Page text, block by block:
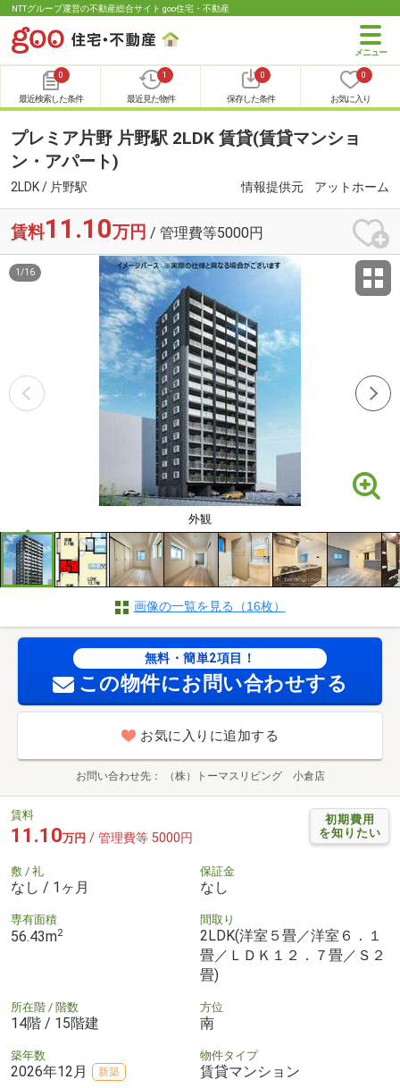
NTTグループ運営の不動産総合サイト goo住宅・不動産
0
最近検索した条件
1
最近見た物件
0
保存した条件
0
お気に入り
プレミア片野 片野駅 2LDK 賃貸(賃貸マンショ
ン・アパート)
2LDK / 片野駅 情報提供元 アットホーム
賃料11.10万円 / 管理費等5000円
外観
1 /16
画像の一覧を見る（16枚）
無料・簡単2項目！
この物件にお問い合わせする
お気に入りに追加する
お問い合わせ先 （株）トーマスリビング 小倉店
初期費用
を知りたい
賃料
11.10万円 / 管理費等 5000円
敷 / 礼
なし / 1ヶ月
保証金
なし
専有面積
56.43m2
間取り
2LDK(洋室５畳／洋室６．１
畳／ＬＤＫ１２．７畳／Ｓ２
畳)
所在階 / 階数
14階 / 15階建
方位
南
築年数
2026年12月 新築
物件タイプ
賃貸マンション